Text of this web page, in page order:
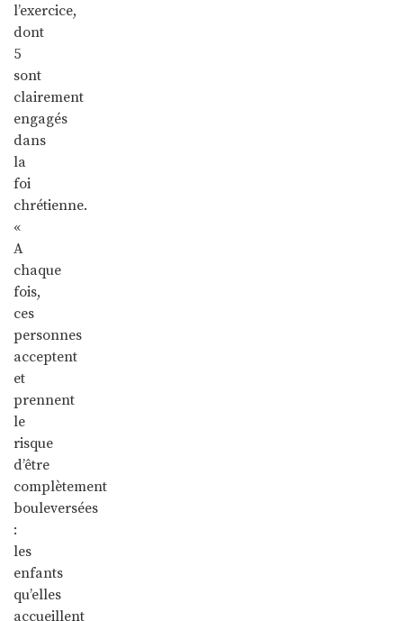
l’exercice,
dont
5
sont
clairement
engagés
dans
la
foi
chrétienne.
«
A
chaque
fois,
ces
personnes
acceptent
et
prennent
le
risque
d’être
complètement
bouleversées
:
les
enfants
qu’elles
accueillent